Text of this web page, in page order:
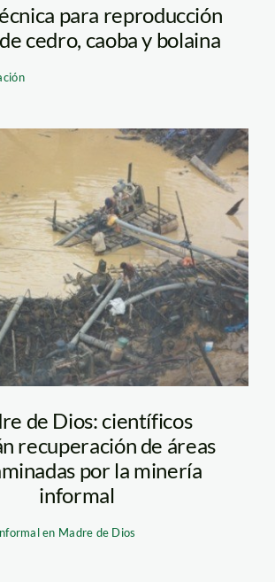
para reproducción
cedro, caoba y bolaina
de Dios: científicos
recuperación de áreas
por la minería
informal
en Madre de Dios